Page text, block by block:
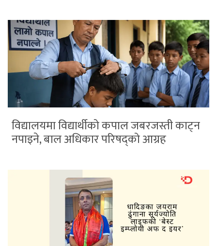
विद्यालयमा विद्यार्थीको कपाल जबरजस्ती काट्न
नपाइने, बाल अधिकार परिषद्को आग्रह